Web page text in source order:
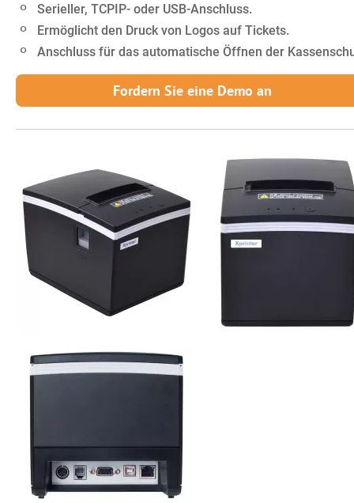
Serieller, TCPIP- oder USB-Anschluss.
Ermöglicht den Druck von Logos auf Tickets.
Anschluss für das automatische Öffnen der
Fordern Sie eine Demo an